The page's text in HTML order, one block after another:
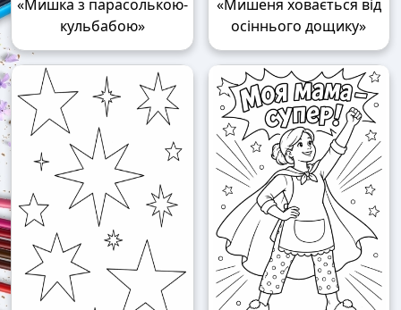
«Мишка з парасолькою-
кульбабою»
«Мишеня ховається від
осіннього дощику»